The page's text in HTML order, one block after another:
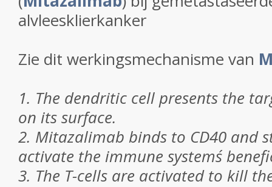
alvleesklierkanker
Zie dit werkingsmechanisme van
1. The dendritic cell presents the
on its surface.
2. Mitazalimab binds to CD40 and
activate the immune systems´
3. The T-cells are activated to kill